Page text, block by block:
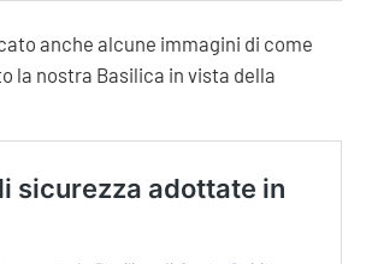
anche alcune immagini di come
la nostra Basilica in vista della